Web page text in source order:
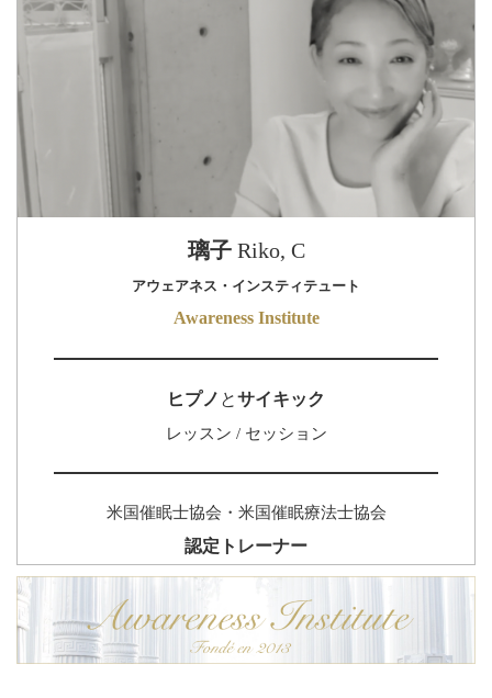
璃子Riko, C
アウェアネス・インスティテュート
Awareness Institute
ヒプノ とサイキック
レッスン / セッション
米国催眠士協会・米国催眠療法士協会
認定トレーナー